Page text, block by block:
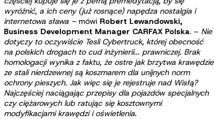
wyróżnić, a ich ceny (już rosnące) napędza nostalgia i
internetowa sława – mówi Robert Lewandowski,
Business Development Manager CARFAX Polska. – Nie
dotyczy to oczywiście Tesli Cybertruck, której obecność
na polskich drogach to cud inżynierii... prawniczej. Brak
homologacji wynika z faktu, że ostre jak brzytwa krawędzie
ze stali nierdzewnej są koszmarem dla unijnych norm
ochrony pieszych. Jak więc się je rejestruje nad Wisłą?
Najczęściej naciągając przepisy dla pojazdów specjalnych
czy ciężarowych lub ratując się kosztownymi
modyfikacjami krawędzi i oświetlenia.